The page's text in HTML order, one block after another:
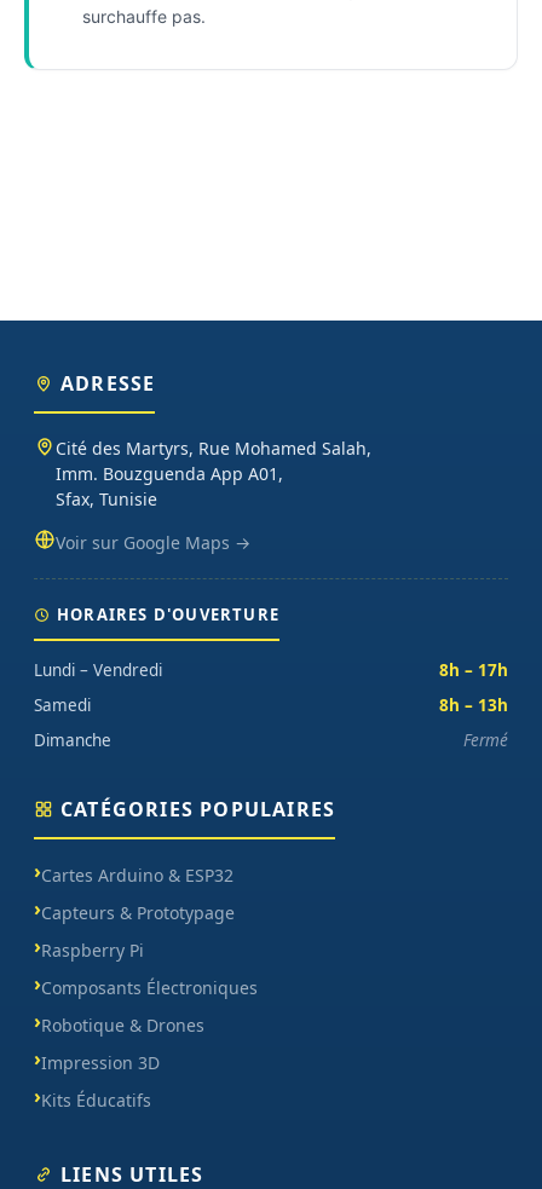
surchauffe pas.
ADRESSE
Cité des Martyrs, Rue Mohamed Salah,
Imm. Bouzguenda App A01,
Sfax, Tunisie
Voir sur Google Maps →
HORAIRES D'OUVERTURE
Lundi – Vendredi
8h – 17h
Samedi
8h – 13h
Dimanche
Fermé
CATÉGORIES POPULAIRES
Cartes Arduino & ESP32
Capteurs & Prototypage
Raspberry Pi
Composants Électroniques
Robotique & Drones
Impression 3D
Kits Éducatifs
LIENS UTILES